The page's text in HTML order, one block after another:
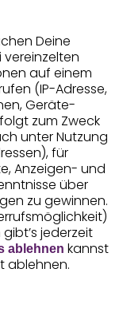
Deine
vereinzelten
auf einem
(IP-Adresse,
Geräte-
zum Zweck
unter Nutzung
für
Anzeigen- und
über
zu gewinnen.
jederzeit
ablehnen kannst
ablehnen.